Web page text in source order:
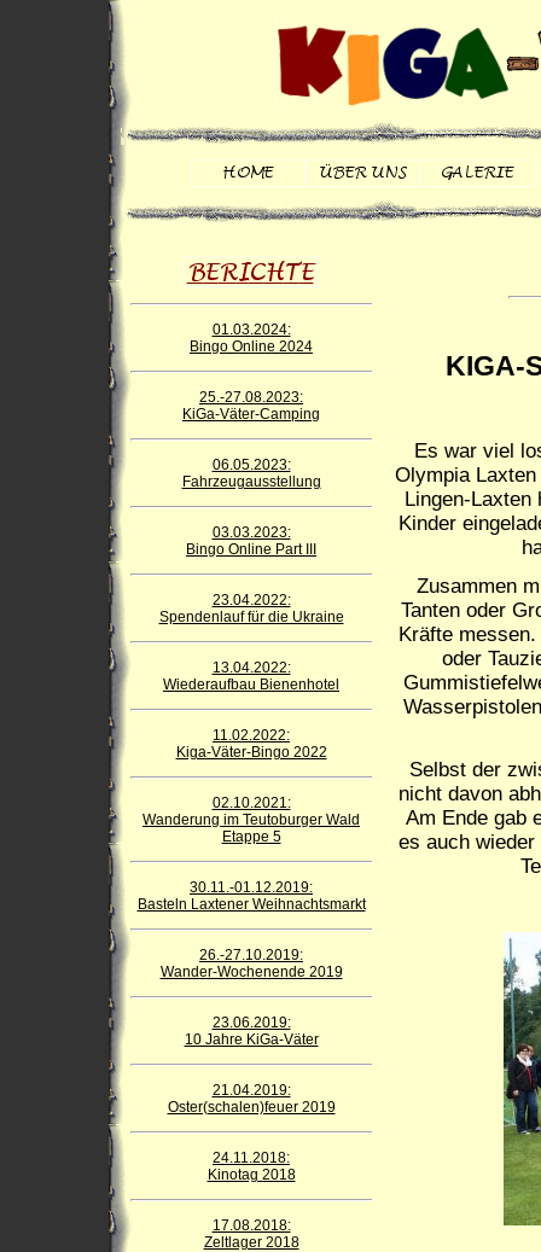
01.03.2024:
Bingo Online 2024
25.-27.08.2023:
KiGa-Väter-Camping
06.05.2023:
Fahrzeugausstellung
03.03.2023:
Bingo Online Part III
23.04.2022:
Spendenlauf für die Ukraine
13.04.2022:
Wiederaufbau Bienenhotel
11.02.2022:
Kiga-Väter-Bingo 2022
02.10.2021:
Wanderung im Teutoburger Wald
Etappe 5
30.11.-01.12.2019:
Basteln Laxtener Weihnachtsmarkt
26.-27.10.2019:
Wander-Wochenende 2019
23.06.2019:
10 Jahre KiGa-Väter
21.04.2019:
Oster(schalen)feuer 2019
24.11.2018:
Kinotag 2018
17.08.2018:
Zeltlager 2018
KIGA-
Es war viel
Olympia
Lingen-Laxten
Kinder
Zusammen
Tanten oder
Kräfte
oder
Selbst der
nicht davon
Am Ende gab
es auch